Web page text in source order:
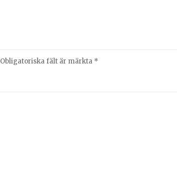
Obligatoriska fält är märkta *